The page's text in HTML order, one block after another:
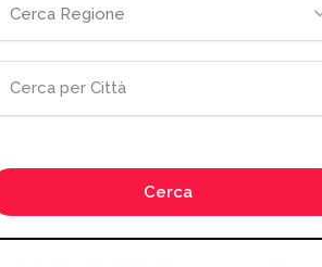
Cerca Regione
Cerca